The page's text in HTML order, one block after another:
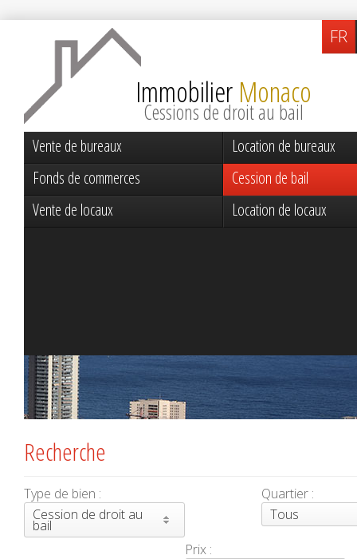
Immobilier Monaco
Cessions de droit au bail
Recherche
Type de bien :
Cession de droit au
bail
Quartier :
Tous
Prix :
FR
Vente de bureaux
Location de bureaux
Fonds de commerces
Cession de bail
Vente de locaux
Location de locaux